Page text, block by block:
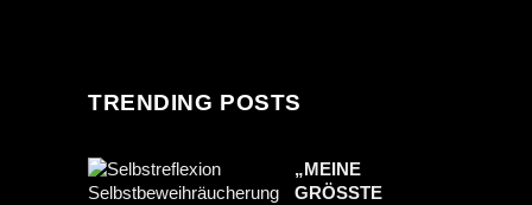
TRENDING POSTS
„MEINE
GRÖSSTE S